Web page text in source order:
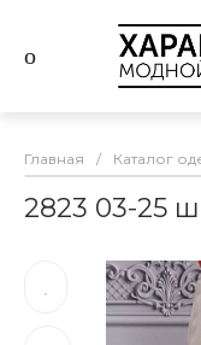
Главная / Каталог
2823 03-25